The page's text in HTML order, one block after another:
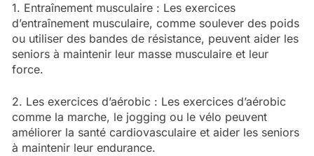
1. Entraînement musculaire : Les exercices
d’entraînement musculaire, comme soulever des poids
ou utiliser des bandes de résistance, peuvent aider les
seniors à maintenir leur masse musculaire et leur
force.
2. Les exercices d’aérobic : Les exercices d’aérobic
comme la marche, le jogging ou le vélo peuvent
améliorer la santé cardiovasculaire et aider les seniors
à maintenir leur endurance.